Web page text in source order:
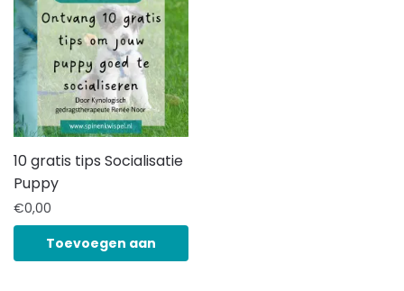
10 gratis tips Socialisatie
Puppy
€0,00
Toevoegen aan